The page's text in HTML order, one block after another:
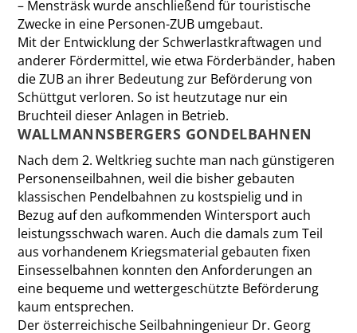
– Mensträsk wurde anschließend für touristische
Zwecke in eine Personen-ZUB umgebaut.
Mit der Entwicklung der Schwerlastkraftwagen und
anderer Fördermittel, wie etwa Förderbänder, haben
die ZUB an ihrer Bedeutung zur Beförderung von
Schüttgut verloren. So ist heutzutage nur ein
Bruchteil dieser Anlagen in Betrieb.
WALLMANNSBERGERS GONDELBAHNEN
Nach dem 2. Weltkrieg suchte man nach günstigeren
Personenseilbahnen, weil die bisher gebauten
klassischen Pendelbahnen zu kostspielig und in
Bezug auf den aufkommenden Wintersport auch
leistungsschwach waren. Auch die damals zum Teil
aus vorhandenem Kriegsmaterial gebauten fixen
Einsesselbahnen konnten den Anforderungen an
eine bequeme und wettergeschützte Beförderung
kaum entsprechen.
Der österreichische Seilbahningenieur Dr. Georg